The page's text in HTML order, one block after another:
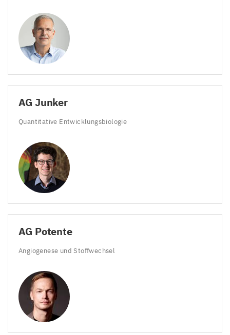
AG Junker
Quantitative Entwicklungsbiologie
AG Potente
Angiogenese und Stoffwechsel